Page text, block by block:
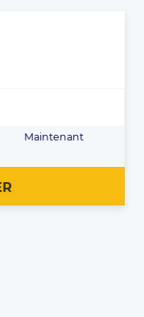
Maintenant